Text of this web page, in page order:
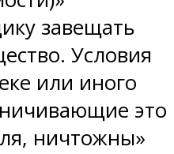
завещать
Условия
или иного
это
ничтожны»